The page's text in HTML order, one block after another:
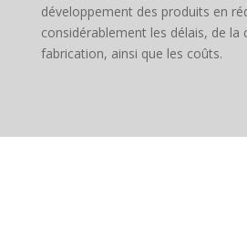
développement des produits en
considérablement les délais, de la
fabrication, ainsi que les coûts.